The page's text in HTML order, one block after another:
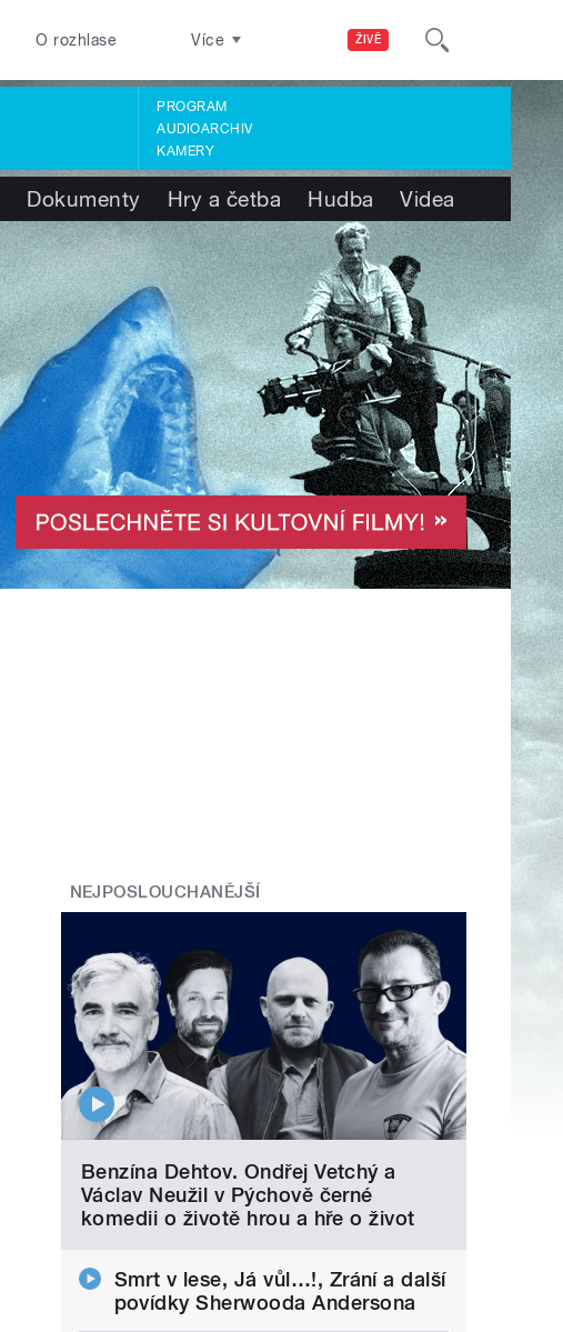
ŽIVĚ
O rozhlase Více
PROGRAM
AUDIOARCHIV
KAMERY
Dokumenty Hry a četba Hudba Videa
NEJPOSLOUCHANĚJŠÍ
Benzína Dehtov. Ondřej Vetchý a
Václav Neužil v Pýchově černé
komedii o životě hrou a hře o život
Smrt v lese, Já vůl…!, Zrání a další
povídky Sherwooda Andersona